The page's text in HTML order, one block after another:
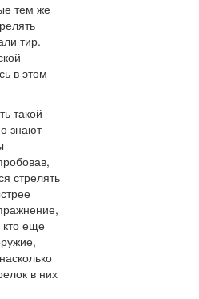
тем же
тир.
в этом
такой
знают
стрелять
кто еще
в них